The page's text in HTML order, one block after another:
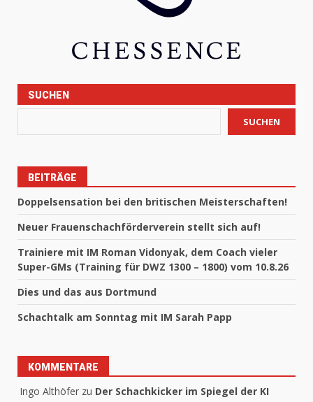
SUCHEN
SUCHEN
BEITRÄGE
Doppelsensation bei den britischen Meisterschaften!
Neuer Frauenschachförderverein stellt sich auf!
Trainiere mit IM Roman Vidonyak, dem Coach vieler
Super-GMs (Training für DWZ 1300 – 1800) vom 10.8.26
Dies und das aus Dortmund
Schachtalk am Sonntag mit IM Sarah Papp
KOMMENTARE
Ingo Althöfer zu Der Schachkicker im Spiegel der KI